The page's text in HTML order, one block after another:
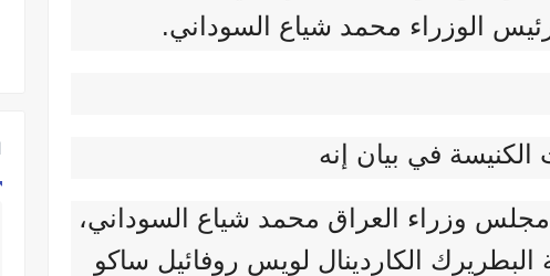
الوزراء محمد شياع السوداني.
الكنيسة في بيان إنه
وزراء العراق محمد شياع السوداني،
الكاردينال لويس روفائيل ساكو